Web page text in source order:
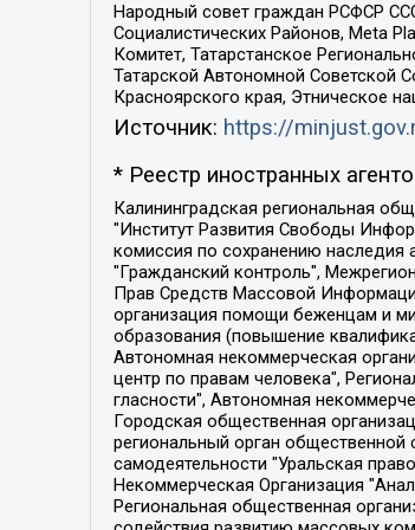
Народный совет граждан РСФСР
Социалистических Районов, Meta
Комитет, Татарстанское
Татарской Автономной Советской
Красноярского края, Этническое
Источник: https://
* Реестр иностранных
Калининградская региональная общественная организация "Экозащита!-Женсовет", Фонд содействия защите прав и свобод граждан "Общественный вердикт", Фонд "Институт Развития Свободы Информации", Частное учреждение "Информационное агентство МЕМО. РУ", Региональная общественная организация "Общественная комиссия по сохранению наследия академика Сахарова", Фонд поддержки свободы прессы, Санкт-Петербургская общественная правозащитная организация "Гражданский контроль", Межрегиональная общественная организация "Информационно-просветительский центр "Мемориал", Региональный Фонд "Центр Защиты Прав Средств Массовой Информации", с 05.12.2023 Фонд "Центр Защиты Прав Средств массовой информации", Региональная общественная благотворительная организация помощи беженцам и мигрантам "Гражданское содействие", Негосударственное образовательное учреждение дополнительного профессионального образования (повышение квалификации) специалистов "АКАДЕМИЯ ПО ПРАВАМ ЧЕЛОВЕКА", Свердловская региональная общественная организация "Сутяжник", Автономная некоммерческая организация "Центр независимых социологических исследований", Союз общественных объединений "Российский исследовательский центр по правам человека", Региональное общественное учреждение научно-информационный центр "МЕМОРИАЛ", Некоммерческая организация "Фонд защиты гласности", Автономная некоммерческая организация "Институт прав человека", Городская общественная организация "Екатеринбургское общество "МЕМОРИАЛ", Городская общественная организация "Рязанское историко-просветительское и правозащитное общество "Мемориал" (Рязанский Мемориал), Челябинский региональный орган общественной самодеятельности – женское общественное объединение "Женщины Евразии", Челябинский региональный орган общественной самодеятельности "Уральская правозащитная группа", Фонд содействия защите здоровья и социальной справедливости имени Андрея Рылькова, Автономная Некоммерческая Организация "Аналитический Центр Юрия Левады", Автономная некоммерческая организация социальной поддержки населения "Проект Апрель", Региональная общественная организация